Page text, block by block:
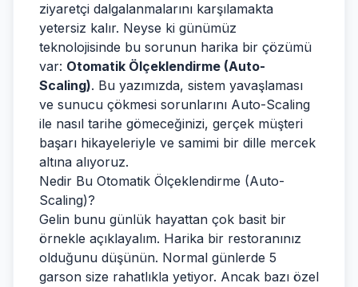
ziyaretçi dalgalanmalarını karşılamakta
yetersiz kalır. Neyse ki günümüz
teknolojisinde bu sorunun harika bir çözümü
var: Otomatik Ölçeklendirme (Auto-
Scaling). Bu yazımızda, sistem yavaşlaması
ve sunucu çökmesi sorunlarını Auto-Scaling
ile nasıl tarihe gömeceğinizi, gerçek müşteri
başarı hikayeleriyle ve samimi bir dille mercek
altına alıyoruz.
Nedir Bu Otomatik Ölçeklendirme (Auto-
Scaling)?
Gelin bunu günlük hayattan çok basit bir
örnekle açıklayalım. Harika bir restoranınız
olduğunu düşünün. Normal günlerde 5
garson size rahatlıkla yetiyor. Ancak bazı özel